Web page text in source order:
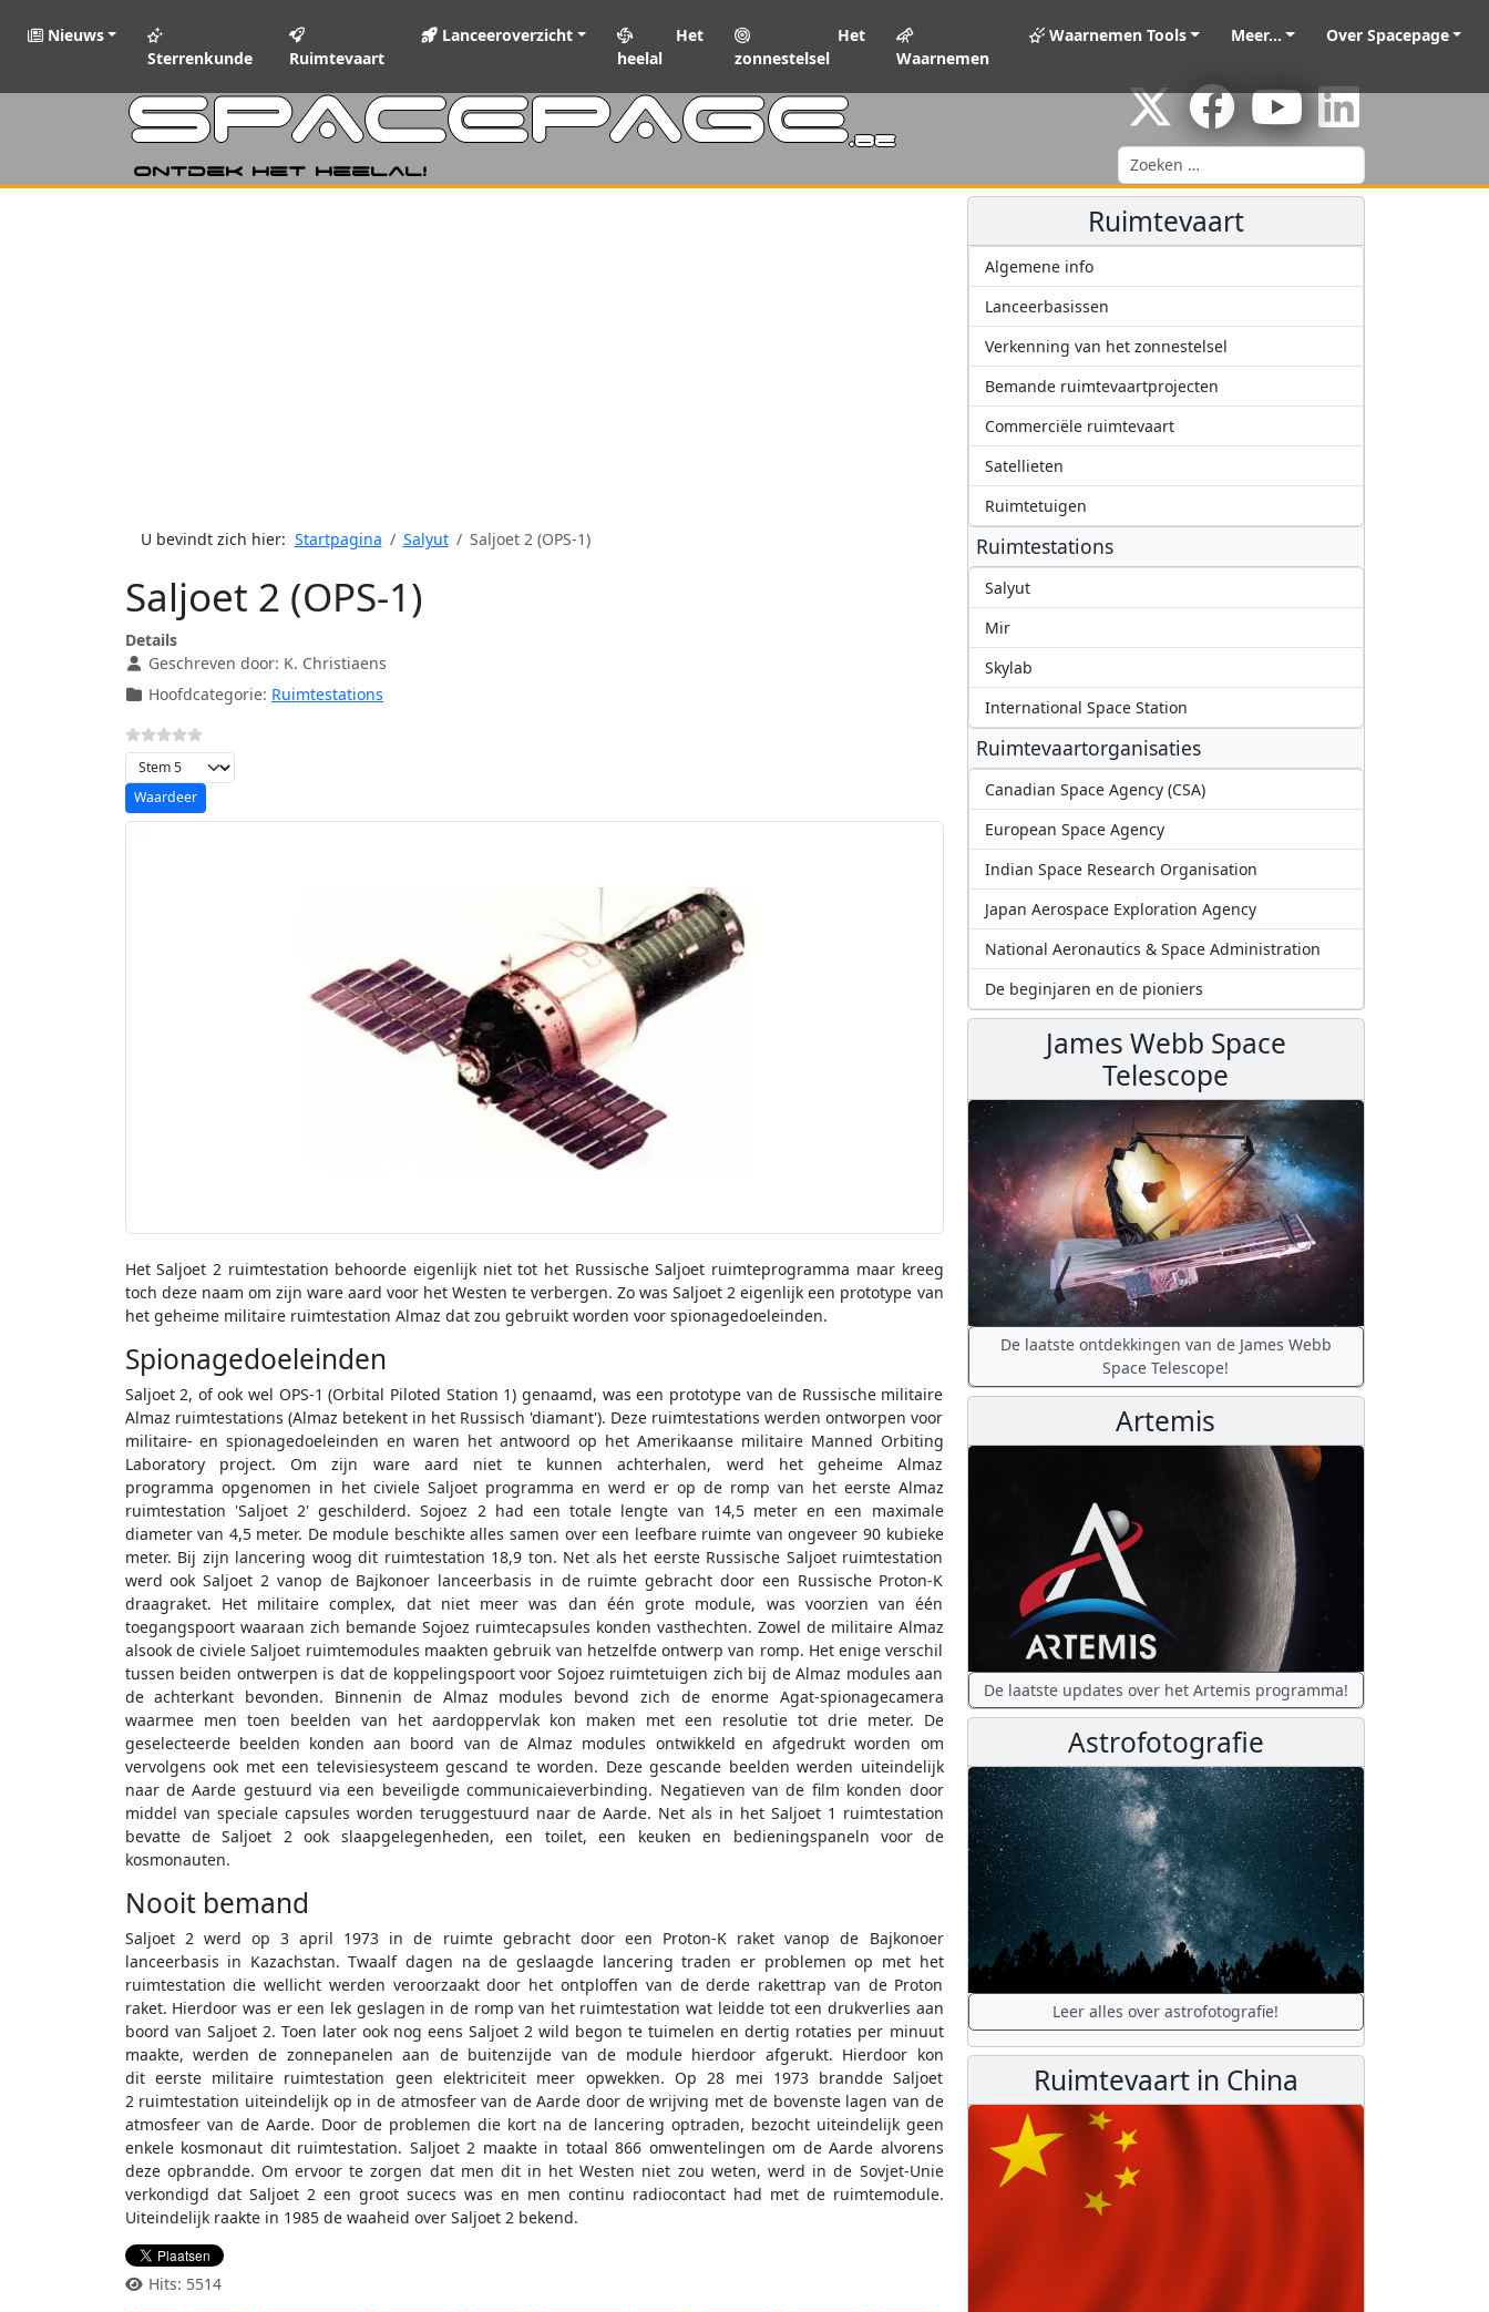
Nieuws
Sterrenkunde
Ruimtevaart
Lanceeroverzicht
Het
heelal
Het
zonnestelsel
Waarnemen
Waarnemen Tools Meer... Over Spacepage
SPACEPAGE.be
Ontdek het heelal!
Zoeken
U bevindt zich hier: Startpagina Salyut Saljoet 2 (OPS-1)
Saljoet 2 (OPS-1)
Details
Geschreven door: K. Christiaens
Hoofdcategorie: Ruimtestations
Voeg waardering toe
Het Saljoet 2 ruimtestation behoorde eigenlijk niet tot het Russische Saljoet ruimteprogramma maar kreeg
toch deze naam om zijn ware aard voor het Westen te verbergen. Zo was Saljoet 2 eigenlijk een prototype van
het geheime militaire ruimtestation Almaz dat zou gebruikt worden voor spionagedoeleinden.
Spionagedoeleinden
Saljoet 2, of ook wel OPS-1 (Orbital Piloted Station 1) genaamd, was een prototype van de Russische militaire
Almaz ruimtestations (Almaz betekent in het Russisch 'diamant'). Deze ruimtestations werden ontworpen voor
militaire- en spionagedoeleinden en waren het antwoord op het Amerikaanse militaire Manned Orbiting
Laboratory project. Om zijn ware aard niet te kunnen achterhalen, werd het geheime Almaz
programma opgenomen in het civiele Saljoet programma en werd er op de romp van het eerste Almaz
ruimtestation 'Saljoet 2' geschilderd. Sojoez 2 had een totale lengte van 14,5 meter en een maximale
diameter van 4,5 meter. De module beschikte alles samen over een leefbare ruimte van ongeveer 90 kubieke
meter. Bij zijn lancering woog dit ruimtestation 18,9 ton. Net als het eerste Russische Saljoet ruimtestation
werd ook Saljoet 2 vanop de Bajkonoer lanceerbasis in de ruimte gebracht door een Russische Proton-K
draagraket. Het militaire complex, dat niet meer was dan één grote module, was voorzien van één
toegangspoort waaraan zich bemande Sojoez ruimtecapsules konden vasthechten. Zowel de militaire Almaz
alsook de civiele Saljoet ruimtemodules maakten gebruik van hetzelfde ontwerp van romp. Het enige verschil
tussen beiden ontwerpen is dat de koppelingspoort voor Sojoez ruimtetuigen zich bij de Almaz modules aan
de achterkant bevonden. Binnenin de Almaz modules bevond zich de enorme Agat-spionagecamera
waarmee men toen beelden van het aardoppervlak kon maken met een resolutie tot drie meter. De
geselecteerde beelden konden aan boord van de Almaz modules ontwikkeld en afgedrukt worden om
vervolgens ook met een televisiesysteem gescand te worden. Deze gescande beelden werden uiteindelijk
naar de Aarde gestuurd via een beveiligde communicaieverbinding. Negatieven van de film konden door
middel van speciale capsules worden teruggestuurd naar de Aarde. Net als in het Saljoet 1 ruimtestation
bevatte de Saljoet 2 ook slaapgelegenheden, een toilet, een keuken en bedieningspaneln voor de
kosmonauten.
Nooit bemand
Saljoet 2 werd op 3 april 1973 in de ruimte gebracht door een Proton-K raket vanop de Bajkonoer
lanceerbasis in Kazachstan. Twaalf dagen na de geslaagde lancering traden er problemen op met het
ruimtestation die wellicht werden veroorzaakt door het ontploffen van de derde rakettrap van de Proton
raket. Hierdoor was er een lek geslagen in de romp van het ruimtestation wat leidde tot een drukverlies aan
boord van Saljoet 2. Toen later ook nog eens Saljoet 2 wild begon te tuimelen en dertig rotaties per minuut
maakte, werden de zonnepanelen aan de buitenzijde van de module hierdoor afgerukt. Hierdoor kon
dit eerste militaire ruimtestation geen elektriciteit meer opwekken. Op 28 mei 1973 brandde Saljoet
2 ruimtestation uiteindelijk op in de atmosfeer van de Aarde door de wrijving met de bovenste lagen van de
atmosfeer van de Aarde. Door de problemen die kort na de lancering optraden, bezocht uiteindelijk geen
enkele kosmonaut dit ruimtestation. Saljoet 2 maakte in totaal 866 omwentelingen om de Aarde alvorens
deze opbrandde. Om ervoor te zorgen dat men dit in het Westen niet zou weten, werd in de Sovjet-Unie
verkondigd dat Saljoet 2 een groot sucecs was en men continu radiocontact had met de ruimtemodule.
Uiteindelijk raakte in 1985 de waaheid over Saljoet 2 bekend.
Hits: 5514
Ruimtevaart
Algemene info
Lanceerbasissen
Verkenning van het zonnestelsel
Bemande ruimtevaartprojecten
Commerciële ruimtevaart
Satellieten
Ruimtetuigen
Ruimtestations
Salyut
Mir
Skylab
International Space Station
Ruimtevaartorganisaties
Canadian Space Agency (CSA)
European Space Agency
Indian Space Research Organisation
Japan Aerospace Exploration Agency
National Aeronautics & Space Administration
De beginjaren en de pioniers
James Webb Space
Telescope
De laatste ontdekkingen van de James Webb
Space Telescope!
Artemis
De laatste updates over het Artemis programma!
Astrofotografie
Leer alles over astrofotografie!
Ruimtevaart in China